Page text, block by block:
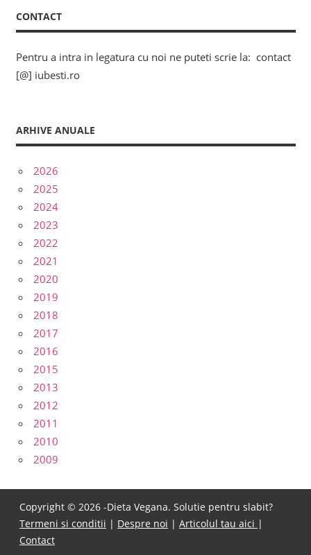
CONTACT
Pentru a intra in legatura cu noi ne puteti scrie la: contact
[@] iubesti.ro
ARHIVE ANUALE
2026
2025
2024
2023
2022
2021
2020
2019
2018
2017
2016
2015
2013
2012
2011
2010
2009
Copyright © 2026 -Dieta Vegana. Solutie pentru slabit?
Termeni si conditii | Despre noi | Articolul tau aici |
Contact